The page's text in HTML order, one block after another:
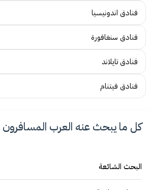
فنادق اندونيسيا
فنادق سنغافورة
فنادق تايلاند
فنادق فيتنام
كل ما يبحث عنه العرب المسافرون
البحث الشائعة
وجهات سياحية